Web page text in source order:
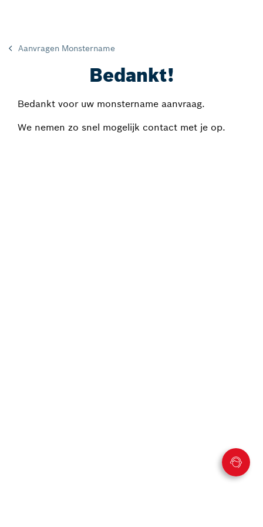
Aanvragen Monstername
Bedankt!
Bedankt voor uw monstername aanvraag.
We nemen zo snel mogelijk contact met je op.